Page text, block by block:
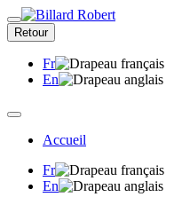
Retour
Fr
En
Accueil
Fr
En